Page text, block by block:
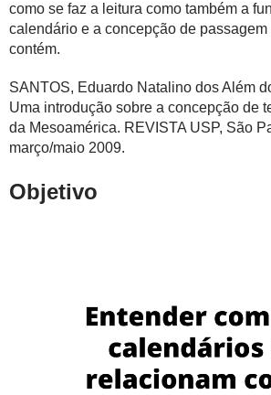
como se faz a leitura como também a
calendário e a concepção de
contém.
SANTOS, Eduardo Natalino dos Além
Uma introdução sobre a concepção de
da Mesoamérica. REVISTA USP, São
março/maio 2009.
Objetivo